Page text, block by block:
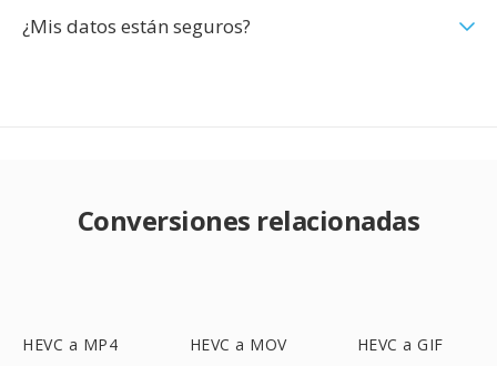
¿Mis datos están seguros?
Conversiones relacionadas
HEVC a MP4 HEVC a MOV HEVC a GIF